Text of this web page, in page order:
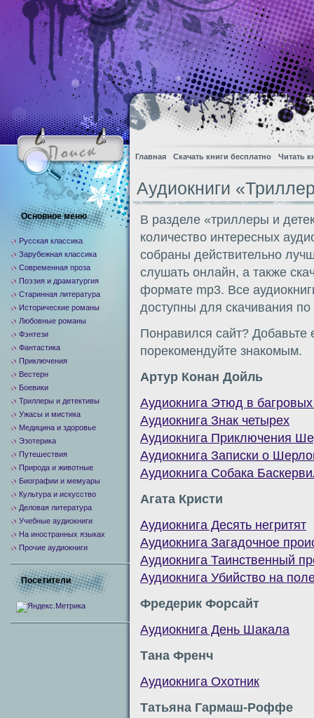
Главная Скачать книги бесплатно Читать
Аудиокниги
В разделе «триллеры и
количество интересных
собраны действительно
слушать онлайн, а также
формате mp3. Все
доступны для скачивания
Понравился сайт? Добавьте
порекомендуйте знакомым.
Артур Конан Дойль
Аудиокнига Этюд в багровых
Аудиокнига Знак четырех
Аудиокнига Приключения
Аудиокнига Записки о
Аудиокнига Собака
Агата Кристи
Аудиокнига Десять негритят
Аудиокнига Загадочное
Аудиокнига Таинственный
Аудиокнига Убийство на
Фредерик Форсайт
Аудиокнига День Шакала
Тана Френч
Аудиокнига Охотник
Татьяна Гармаш-Роффе
Основное меню
Русская классика
Зарубежная классика
Современная проза
Поэзия и драматургия
Старинная литература
Исторические романы
Любовные романы
Фэнтези
Фантастика
Приключения
Вестерн
Боевики
Триллеры и детективы
Ужасы и мистика
Медицина и здоровье
Эзотерика
Путешествия
Природа и животные
Биографии и мемуары
Культура и искусство
Деловая литература
Учебные аудиокниги
На иностранных языках
Прочие аудиокниги
Посетители